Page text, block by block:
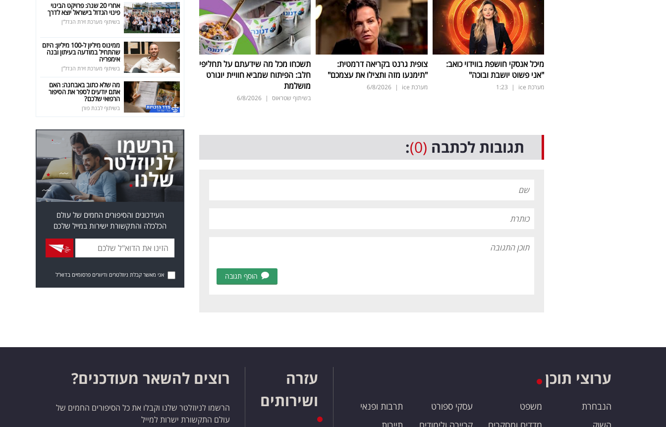
מיכל אנסקי חושפת בווידוי כואב:
"אני פשוט יושבת ובוכה"
מערכת ice |
1:23
צופית גרנט בקריאה דרמטית:
"תימנעו מזה ותצילו את עצמכם"
מערכת ice |
6/8/2026
תשכחו מכל מה שידעתם על תחליפי
חלב: הפיתוח שמביא חוויית יוגורט
מושלמת
בשיתוף שטראוס |
6/8/2026
תגובות לכתבה (0)
:
הוסף תגובה
אחרי 20 שנה: פרויקט הבינוי
פינוי הגדול בישראל יוצא לדרך
בשיתוף מערכת זירת הנדל"ן
ממינוס מיליון ל-100 מיליון: היזם
שהתחיל במודעה בעיתון ובנה
אימפריה
בשיתוף מערכת זירת הנדל"ן
מה שלא כתוב באבחנה: האם
אתם יודעים לספר את הסיפור
הרפואי שלכם?
בשיתוף לבנת פורן
העידכונים והסיפורים החמים של עולם
הכלכלה והתקשורת ישירות במייל שלכם
אני מאשר קבלת ניוזלטרים ודיוורים פרסומיים בדוא"ל
ערוצי תוכן
הנבחרת
משפט
עסקי ספורט
תרבות ופנאי
עזרה
ושירותים
רוצים להשאר מעודכנים?
הרשמו לניוזלטר שלנו וקבלו את כל הסיפורים החמים של
עולם התקשורת ישרות למייל